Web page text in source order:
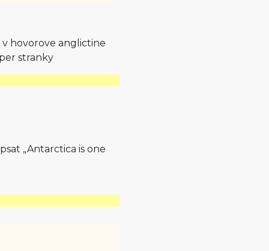
hovorove anglictine
stranky
„Antarctica is one